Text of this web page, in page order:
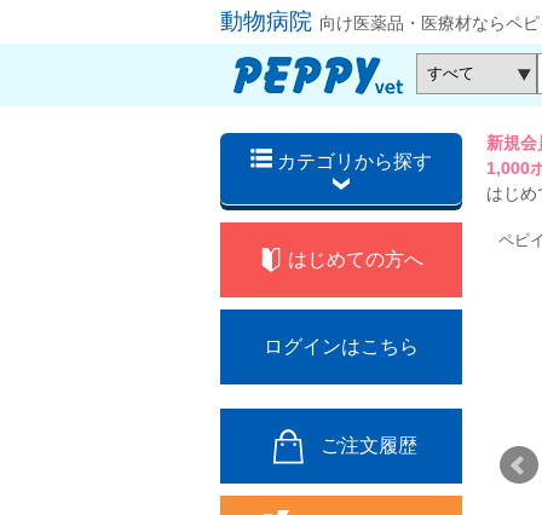
動物病院 向け医薬品・医療材ならペ
カテゴリから探す
新規
1,000
はじめ
はじめての方へ
ログインはこちら
ご注文履歴
ペピ